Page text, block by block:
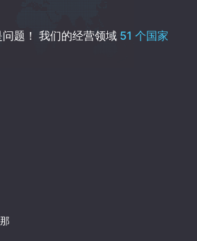
题！ 我们的经营领域 51 个国家